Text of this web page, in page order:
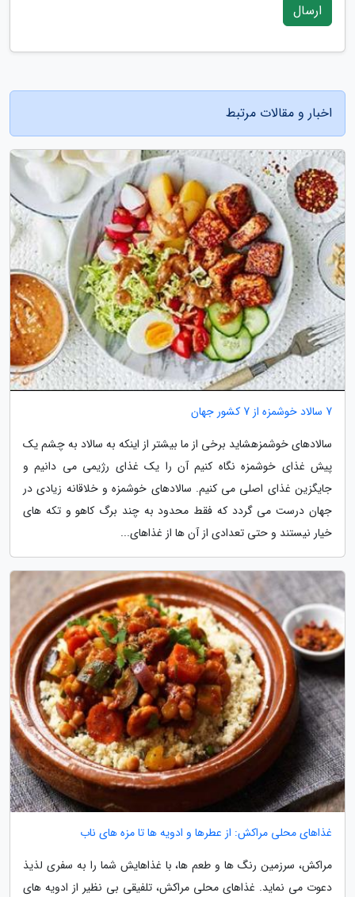
ارسال
اخبار و مقالات مرتبط
7 سالاد خوشمزه از 7 کشور جهان
سالادهای خوشمزهشاید برخی از ما بیشتر از اینکه به سالاد به چشم یک
پیش غذای خوشمزه نگاه کنیم آن را یک غذای رژیمی می دانیم و
جایگزین غذای اصلی می کنیم. سالادهای خوشمزه و خلاقانه زیادی در
جهان درست می گردد که فقط محدود به چند برگ کاهو و تکه های
خیار نیستند و حتی تعدادی از آن ها از غذاهای...
غذاهای محلی مراکش: از عطرها و ادویه ها تا مزه های ناب
مراکش، سرزمین رنگ ها و طعم ها، با غذاهایش شما را به سفری لذیذ
دعوت می نماید. غذاهای محلی مراکش، تلفیقی بی نظیر از ادویه های